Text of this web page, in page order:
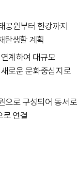
공원부터 한강까지
탄생할 계획
계하여 대규모
로운 문화중심지로
으로 구성되어 동서로
로 연결